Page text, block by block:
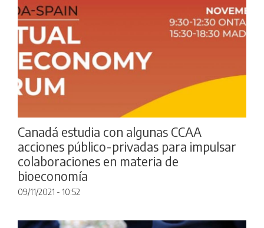
Canadá estudia con algunas CCAA
acciones público-privadas para impulsar
colaboraciones en materia de
bioeconomía
09/11/2021 - 10:52